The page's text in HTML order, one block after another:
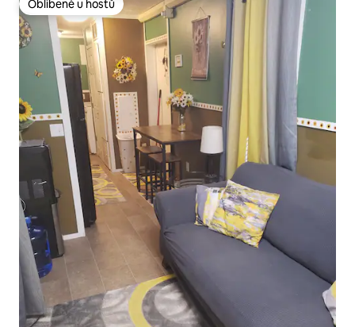
Oblíbené u hostů
Oblíbené u hostů